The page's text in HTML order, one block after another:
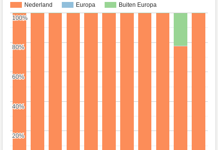
Nederland Europa Buiten Europa
20%
20%
40%
40%
60%
60%
80%
80%
100%
100%